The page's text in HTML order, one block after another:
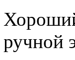
ручной